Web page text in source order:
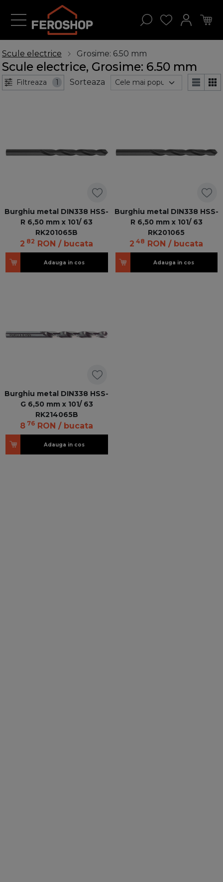
Scule electrice Grosime: 6.50 mm
Scule electrice, Grosime: 6.50 mm
Filtreaza 1 Sorteaza
Burghiu metal DIN338 HSS-
R 6,50 mm x 101/ 63
RK201065B
2 82 RON / bucata
Adauga in cos
Burghiu metal DIN338 HSS-
R 6,50 mm x 101/ 63
RK201065
2 48 RON / bucata
Adauga in cos
Burghiu metal DIN338 HSS-
G 6,50 mm x 101/ 63
RK214065B
8 76 RON / bucata
Adauga in cos